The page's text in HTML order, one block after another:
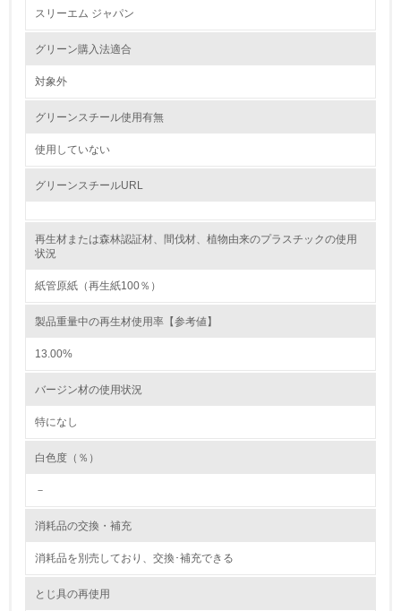
レベル2
環境取り組み体制と成果を定期的に検証して次の活動に活
境対策を理解し、実践している
環境活動に関する規格やプログラムを導入している
スリーエム ジャパン
グリーン購入法適合
対象外
グリーンスチール使用有無
使用していない
グリーンスチールURL
再生材または森林認証材、間伐材、植物由来のプラスチックの使用
状況
紙管原紙（再生紙100％）
製品重量中の再生材使用率【参考値】
13.00%
バージン材の使用状況
特になし
白色度（％）
－
消耗品の交換・補充
消耗品を別売しており、交換･補充できる
とじ具の再使用